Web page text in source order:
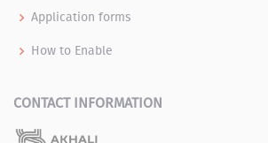
Application forms
How to Enable
CONTACT INFORMATION